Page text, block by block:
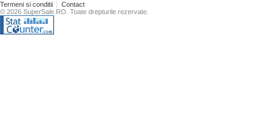
Termeni si conditii
Contact
© 2026 SuperSale RO. Toate drepturile rezervate.